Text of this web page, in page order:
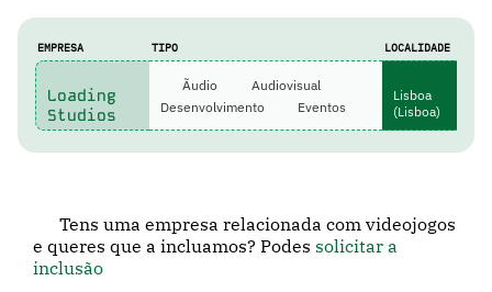
EMPRESA TIPO LOCALIDADE
Loading
Studios
Ãudio
Audiovisual
Desenvolvimento
Eventos
Lisboa
(Lisboa)
Tens uma empresa relacionada com videojogos
e queres que a incluamos? Podes solicitar a
inclusão